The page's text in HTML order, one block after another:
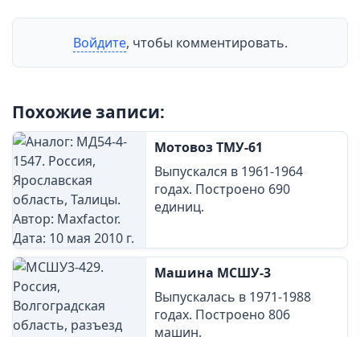
Войдите, чтобы комментировать.
Похожие записи:
Мотовоз ТМУ-61
Выпускался в 1961-1964
годах. Построено 690
единиц.
Машина МСШУ-3
Выпускалась в 1971-1988
годах. Построено 806
машин.